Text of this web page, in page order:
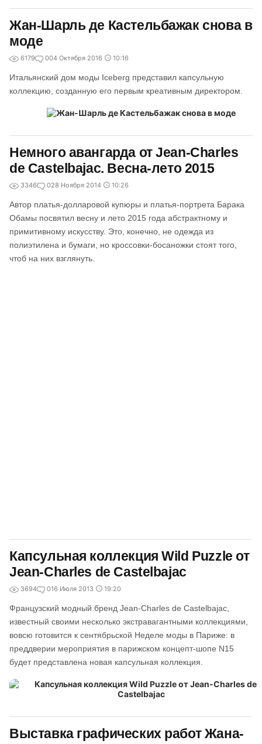
Жан-Шарль де Кастельбажак снова в
моде
6179 004 Октября 2016 10:16
Итальянский дом моды Iceberg представил капсульную
коллекцию, созданную его первым креативным директором.
Немного авангарда от Jean-Charles
de Castelbajac. Весна-лето 2015
3346 028 Ноября 2014 10:26
Автор платья-долларовой купюры и платья-портрета Барака
Обамы посвятил весну и лето 2015 года абстрактному и
примитивному искусству. Это, конечно, не одежда из
полиэтилена и бумаги, но кроссовки-босаножки стоят того,
чтоб на них взглянуть.
Капсульная коллекция Wild Puzzle от
Jean-Charles de Castelbajac
3694 016 Июля 2013 19:20
Французский модный бренд Jean-Charles de Castelbajac,
известный своими несколько экстравагантными коллекциями,
вовсю готовится к сентябрьской Неделе моды в Париже: в
преддверии мероприятия в парижском концепт-шопе N15
будет представлена новая капсульная коллекция.
Выставка графических работ Жана-